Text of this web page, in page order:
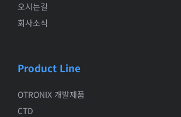
오시는길
회사소식
Product Line
OTRONIX 개발제품
CTD